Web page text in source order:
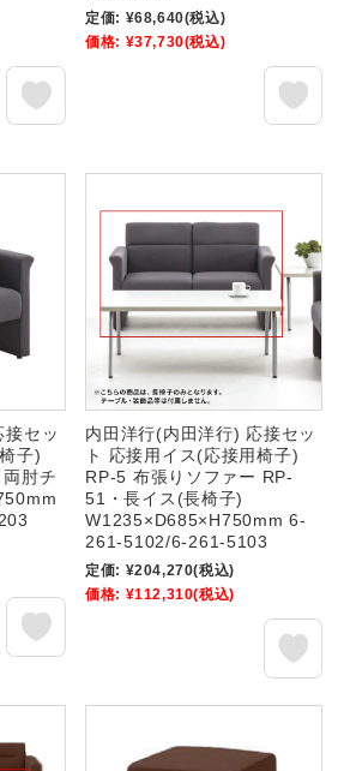
定価: ¥68,640(税込)
価格: ¥37,730(税込)
セッ
子)
肘チ
内田洋行(内田洋行) 応接セッ
ト 応接用イス(応接用椅子)
RP-5 布張りソファー RP-
51・長イス(長椅子)
W1235×D685×H750mm 6-
261-5102/6-261-5103
定価: ¥204,270(税込)
価格: ¥112,310(税込)